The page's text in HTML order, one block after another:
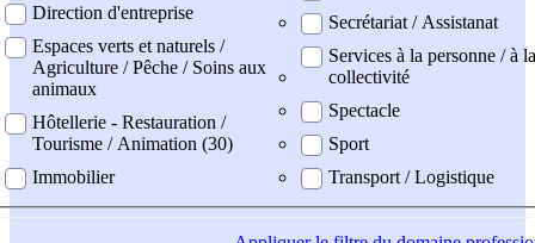
Direction d'entreprise
Espaces verts et naturels /
Agriculture / Pêche / Soins aux
animaux
Hôtellerie - Restauration /
Tourisme / Animation (30)
Immobilier
Secrétariat / Assistanat
Services à la personne / à la
collectivité
Spectacle
Sport
Transport / Logistique